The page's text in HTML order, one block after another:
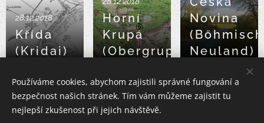
28.12.2018
Křída
(Kridai)
Horní
Krupá
(Obergruppai)
Novina
(Bőhmisch
Neuland)
12.12.2018
Černá
12.12.2018
10.12.2018
Používáme cookies, abychom zajistili správné fungování a
bezpečnost našich stránek. Tím vám můžeme zajistit tu
nejlepší zkušenost při jejich návštěvě.